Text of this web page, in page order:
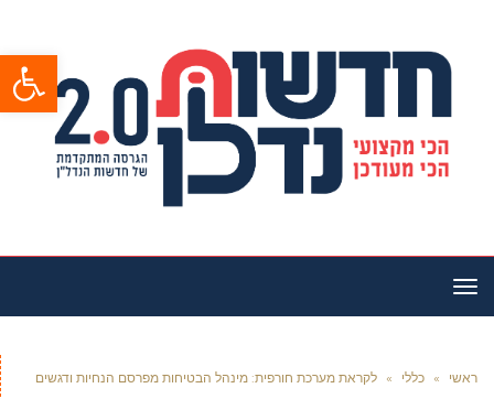
פתח
תפריט
ראשי » כללי » לקראת מערכת חורפית: מינהל הבטיחות מפרסם הנחיות ודגשים